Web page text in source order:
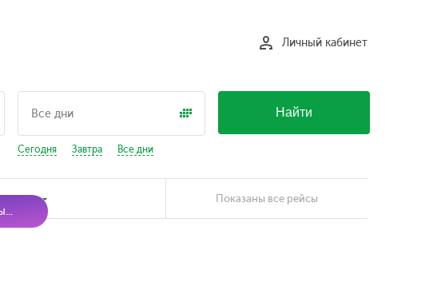
Личный кабинет
Сегодня Завтра Все дни
Найти
Показаны все рейсы